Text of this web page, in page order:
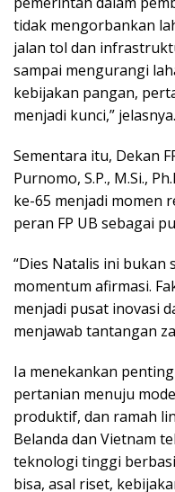
tidak mengorbankan
jalan tol dan
sampai mengurangi
kebijakan pangan,
menjadi kunci,” jelasnya.
Sementara itu, Dekan
Purnomo, S.P., M.Si.,
ke-65 menjadi momen
peran FP UB sebagai
“Dies Natalis ini bukan
momentum afirmasi.
menjadi pusat inovasi
menjawab tantangan
Ia menekankan
pertanian menuju
produktif, dan ramah
Belanda dan Vietnam
teknologi tinggi
bisa, asal riset,